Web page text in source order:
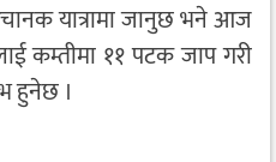
यात्रामा जानुछ भने आज
कम्तीमा ११ पटक जाप गरी
हुनेछ ।